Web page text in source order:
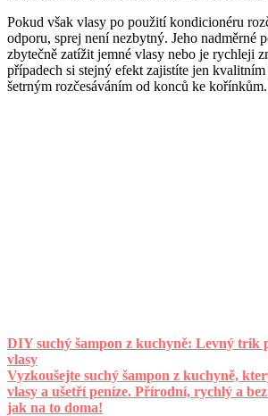
Pokud však vlasy po použití kondicionéru
odporu, sprej není nezbytný. Jeho nadměrné
zbytečně zatížit jemné vlasy nebo je rychleji
případech si stejný efekt zajistíte jen
šetrným rozčesáváním od konců ke kořínkům.
DIY suchý šampon z kuchyně: Levný trik
vlasy
Vyzkoušejte suchý šampon z kuchyně,
vlasy a ušetří peníze. Přírodní, rychlý a bez
jak na to doma!